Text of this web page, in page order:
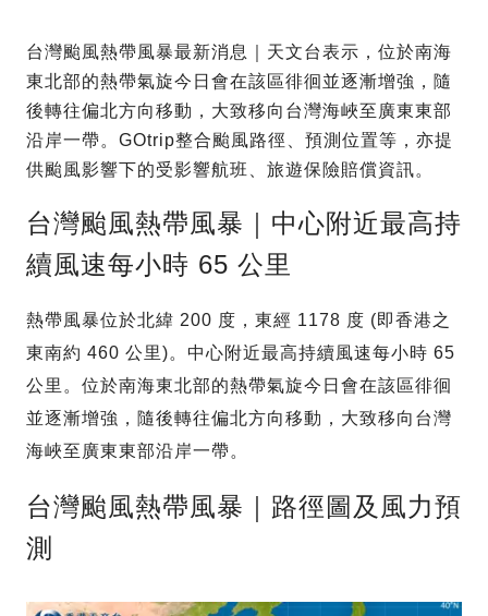
台灣颱風熱帶風暴最新消息｜天文台表示，位於南海
東北部的熱帶氣旋今日會在該區徘徊並逐漸增強，隨
後轉往偏北方向移動，大致移向台灣海峽至廣東東部
沿岸一帶。GOtrip整合颱風路徑、預測位置等，亦提
供颱風影響下的受影響航班、旅遊保險賠償資訊。
台灣颱風熱帶風暴｜中心附近最高持
續風速每小時 65 公里
熱帶風暴位於北緯 200 度，東經 1178 度 (即香港之
東南約 460 公里)。中心附近最高持續風速每小時 65
公里。位於南海東北部的熱帶氣旋今日會在該區徘徊
並逐漸增強，隨後轉往偏北方向移動，大致移向台灣
海峽至廣東東部沿岸一帶。
台灣颱風熱帶風暴｜路徑圖及風力預
測